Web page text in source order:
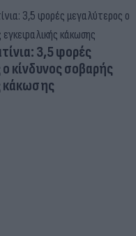
3,5 φορές
κίνδυνος σοβαρής
κάκωσης